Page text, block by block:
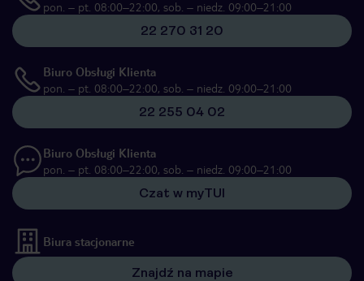
pon. – pt. 08:00–22:00, sob. – niedz. 09:00–21:00
22 270 31 20
Biuro Obsługi Klienta
pon. – pt. 08:00–22:00, sob. – niedz. 09:00–21:00
22 255 04 02
Biuro Obsługi Klienta
pon. – pt. 08:00–22:00, sob. – niedz. 09:00–21:00
Czat w myTUI
Biura stacjonarne
Znajdź na mapie